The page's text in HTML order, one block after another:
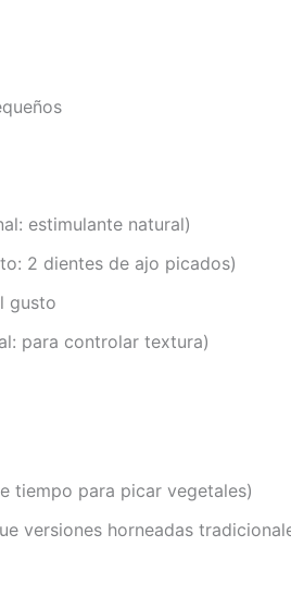
estimulante natural)
2 dientes de ajo picados)
gusto
para controlar textura)
tiempo para picar vegetales)
versiones horneadas